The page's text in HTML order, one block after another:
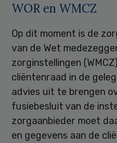
WOR en WMCZ
Op dit moment is de
van de Wet
zorginstellingen
cliëntenraad in de
advies uit te brengen
fusiebesluit van de
zorgaanbieder moet
en gegevens aan de